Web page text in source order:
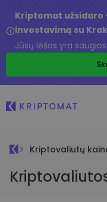
Kriptomat
investavimą su
Jūsų lėšos yra
Kriptovaliutų